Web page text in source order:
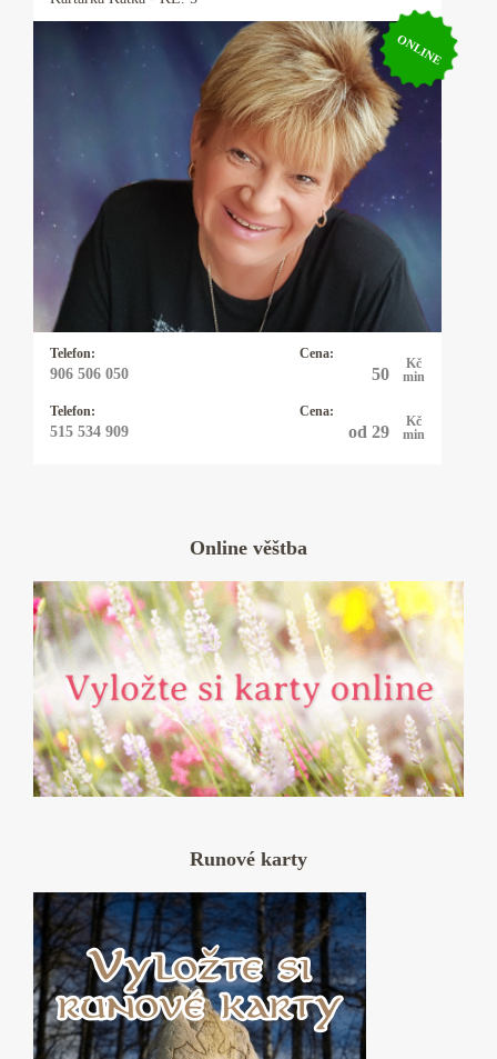
ONLINE
Telefon:
906 506 050
Cena:
50
Kč
min
Telefon:
515 534 909
Cena:
od 29
Kč
min
Kartářka Katka
25 let praxe s výkladem z cikánských a
andělských karet. Pomohu Vám s rozhodnutím
v lásce, práci, financemi a ve všem, na co se mě
zeptá. Někdy přiberu i kyvadlo.
Online věštba
Runové karty